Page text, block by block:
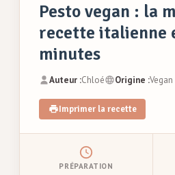
Pesto vegan : la
recette italienne
minutes
Auteur :Chloé Origine :Vegan
Imprimer la recette
PRÉPARATION